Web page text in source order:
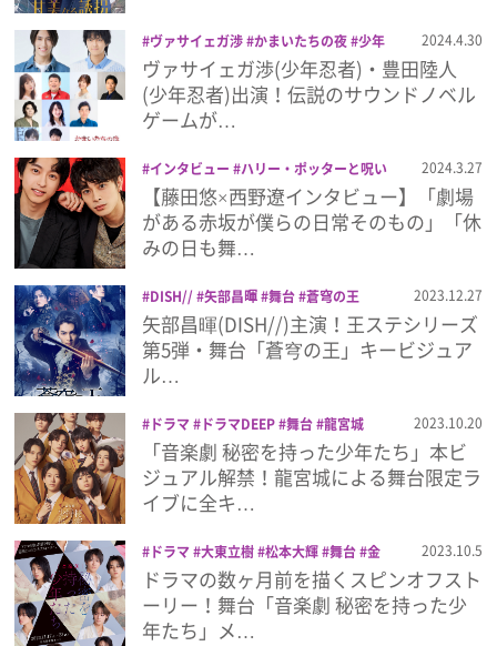
Emoメン
ランキング
Emo!miuとは？
免責事項
プライバシーポリシー
利用規約
お問い合わせ
ヴァサイェガ渉 かまいたちの夜 少年
忍者 舞台 豊田陸人
2024.4.30
ヴァサイェガ渉(少年忍者)・豊田陸人
(少年忍者)出演！伝説のサウンドノベル
ゲームが…
インタビュー
ハリー・ポッターと呪い
の子 プレゼント 舞台 藤田悠 西野遼
2024.3.27
【藤田悠×西野遼インタビュー】「劇場
がある赤坂が僕らの日常そのもの」「休
みの日も舞…
DISH// 矢部昌暉 舞台 蒼穹の王 2023.12.27
矢部昌暉(DISH//)主演！王ステシリーズ
第5弾・舞台「蒼穹の王」キービジュア
ル…
ドラマ ドラマDEEP 舞台 龍宮城 2023.10.20
「音楽劇 秘密を持った少年たち」本ビ
ジュアル解禁！龍宮城による舞台限定ラ
イブに全キ…
ドラマ 大東立樹 松本大輝 舞台 金
曜ドラマDEEP 龍宮城
2023.10.5
ドラマの数ヶ月前を描くスピンオフスト
ーリー！舞台「音楽劇 秘密を持った少
年たち」メ…